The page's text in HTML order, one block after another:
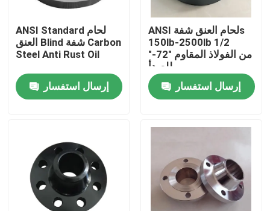
شفة أنابيب DIN
شفة الأنبوب ANSI
شفة EN 1092
ANSI Standard لحام
العنق Blind شفة Carbon
Steel Anti Rust Oil
إرسال استفسار
ANSI لحام العنق شفةs
150lb-2500lb 1/2
"-72" من الفولاذ المقاوم
للصدأ
إرسال استفسار